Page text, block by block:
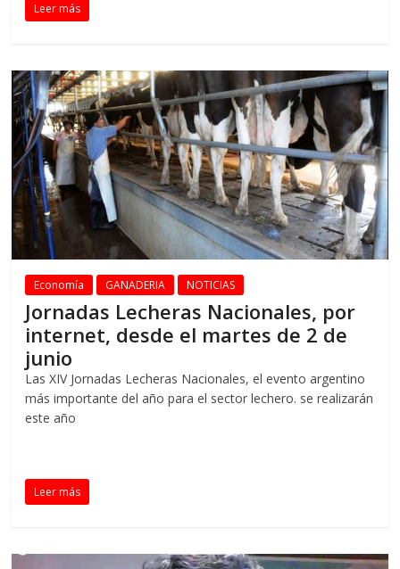
Leer más
Economía GANADERIA NOTICIAS
Jornadas Lecheras Nacionales, por
internet, desde el martes de 2 de
junio
Las XIV Jornadas Lecheras Nacionales, el evento argentino
más importante del año para el sector lechero. se realizarán
este año
Leer más